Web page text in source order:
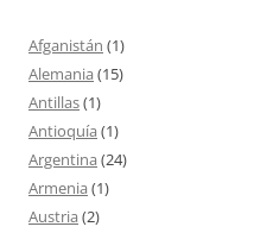
Afganistán (1)
Alemania (15)
Antillas(1)
Antioquía (1)
Argentina (24)
Armenia (1)
Austria (2)